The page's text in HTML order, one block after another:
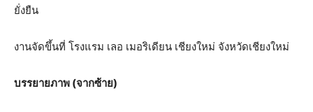
ยั่งยืน
งานจัดขึ้นที่ โรงแรม เลอ เมอริเดียน เชียงใหม่ จังหวัดเชียงใหม่
บรรยายภาพ (จากซ้าย)